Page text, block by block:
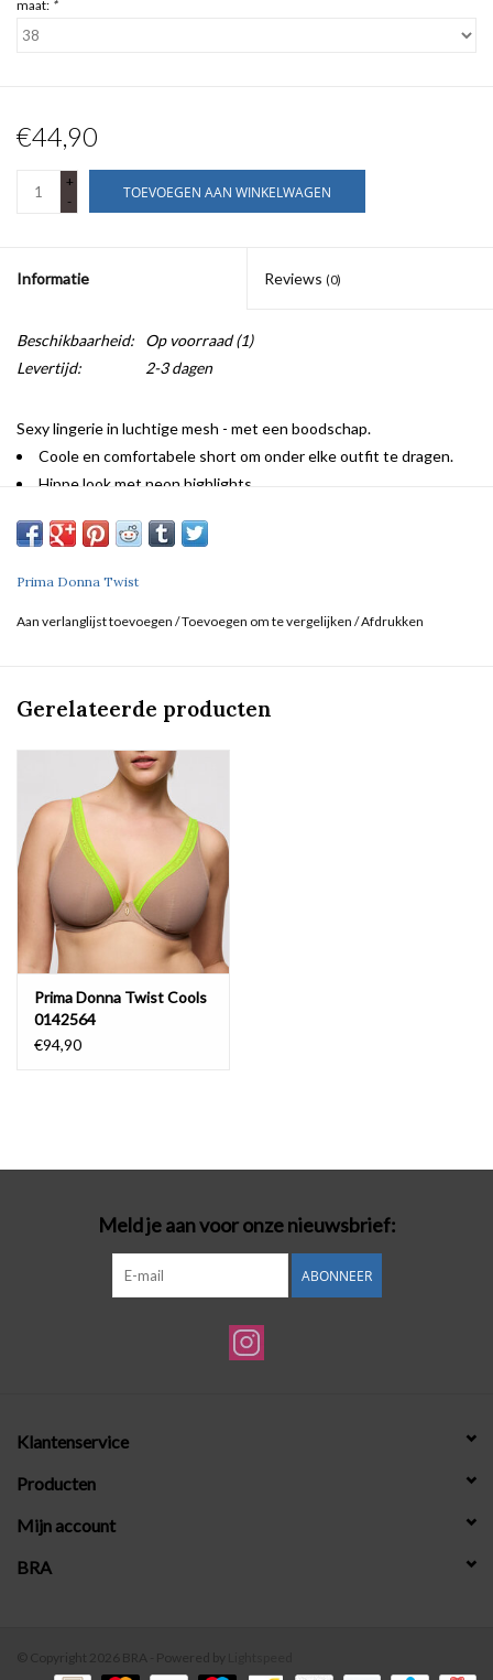
maat: *
€44,90
+
-
TOEVOEGEN AAN WINKELWAGEN
Informatie Reviews (0)
Beschikbaarheid: Op voorraad(1)
Levertijd:
2-3 dagen
Sexy lingerie in luchtige mesh - met een boodschap.
Coole en comfortabele short om onder elke outfit te dragen.
Hippe look met neon highlights
Prima Donna Twist
Aan verlanglijst toevoegen /Toevoegen om te vergelijken /Afdrukken
Gerelateerde producten
Prima Donna Twist Cools
0142564
€94,90
Meld je aan voor onze nieuwsbrief:
ABONNEER
Klantenservice
Producten
Mijn account
BRA
© Copyright 2026 BRA - Powered by